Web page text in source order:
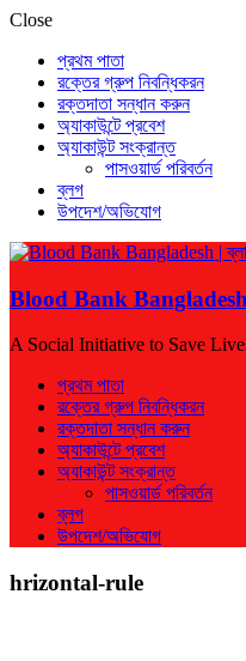
Close
প্রথম পাতা
রক্তের গ্রুপ নিবন্ধিকরন
রক্তদাতা সন্ধান করুন
অ্যাকাউন্টে প্রবেশ
অ্যাকাউন্ট সংক্রান্ত
পাসওয়ার্ড পরিবর্তন
ব্লগ
উপদেশ/অভিযোগ
Blood Bank Bangladesh |
A Social Initiative to Save Lives |
প্রথম পাতা
রক্তের গ্রুপ নিবন্ধিকরন
রক্তদাতা সন্ধান করুন
অ্যাকাউন্টে প্রবেশ
অ্যাকাউন্ট সংক্রান্ত
পাসওয়ার্ড পরিবর্তন
ব্লগ
উপদেশ/অভিযোগ
hrizontal-rule